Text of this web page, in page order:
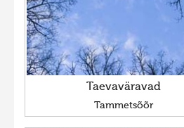
Taevaväravad
Tammetsõõr